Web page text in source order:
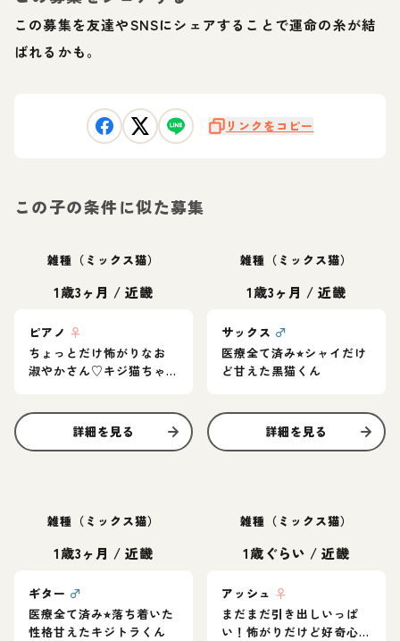
この募集を友達やSNSにシェアすることで運命の糸が結
ばれるかも。
リンクをコピー
この子の条件に似た募集
雑種（ミックス猫）
1歳3ヶ月 /近畿
ピアノ ♀
ちょっとだけ怖がりなお
淑やかさん♡キジ猫ちゃ
詳細を見る
雑種（ミックス猫）
1歳3ヶ月 /近畿
サックス ♂
医療全て済み⭐︎シャイだけ
ど甘えた黒猫くん
詳細を見る
雑種（ミックス猫）
1歳3ヶ月 /近畿
ギター ♂
医療全て済み⭐︎落ち着いた
性格甘えたキジトラくん
雑種（ミックス猫）
1歳ぐらい /近畿
アッシュ ♀
まだまだ引き出しいっぱ
い！怖がりだけど好奇心